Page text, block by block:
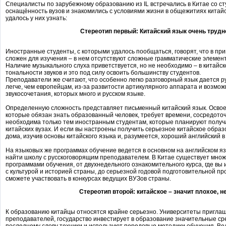
Специалисты по зарубежному образованию из IL встречались в Китае со
оснащённость вузов и знакомились с условиями жизни в общежитиях
удалось у них узнать:
Стереотип первый: Китайский язык очень
Иностранные студенты, с которыми удалось пообщаться, говорят, что в
сложен для изучения – в нем отсутствуют сложные грамматические
Наличие музыкального слуха приветствуется, но не необходимо – в
тональности звуков и это под силу освоить большинству студентов.
Преподаватели же считают, что особенно легко разговорный язык дается
легче, чем европейцам, из-за развитости артикулярного аппарата и
звукосочетания, которых много и русском языке.
Определенную сложность представляет письменный китайский язык.
которые обязан знать образованный человек, требует времени,
необходима только тем иностранным студентам, которые планируют
китайских вузах. И если вы настроены получить серьезное китайское
дома, изучив основы китайского языка и, разумеется, хороший английский
На языковых же программах обучение ведется в основном на английском
найти школу с русскоговорящим преподавателем. В Китае существует
программами обучения, от двухнедельного ознакомительного курса, где
с культурой и историей страны, до серьезной годовой подготовительной
сможете участвовать в конкурсах ведущих ВУЗов страны.
Стереотип второй: китайское – значит плохое,
К образованию китайцы относятся крайне серьезно. Университеты
преподавателей, государство инвестирует в образование значительные